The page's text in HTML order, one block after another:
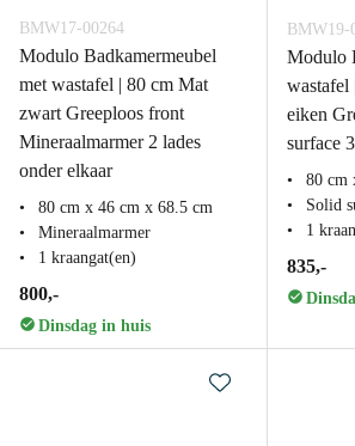
BMW17-00264
Modulo Badkamermeubel
met wastafel | 80 cm Mat
zwart Greeploos front
Mineraalmarmer 2 lades
onder elkaar
80 cm x 46 cm x 68.5 cm
Mineraalmarmer
1 kraangat(en)
800,-
Dinsdag in huis
BMW19-
Modulo
wastafel
eiken
surface
80 cm
Solid
1
835,-